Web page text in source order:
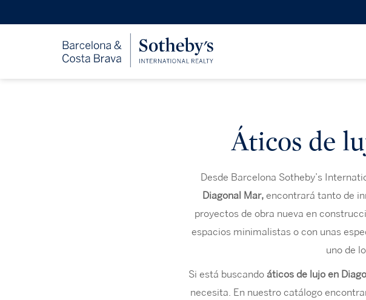
Áticos de
Desde Barcelona Sotheby’s
Diagonal Mar, encontrará tanto de
proyectos de obra nueva en
espacios minimalistas o con unas
uno de
Si está buscando áticos de lujo en
necesita. En nuestro catálogo